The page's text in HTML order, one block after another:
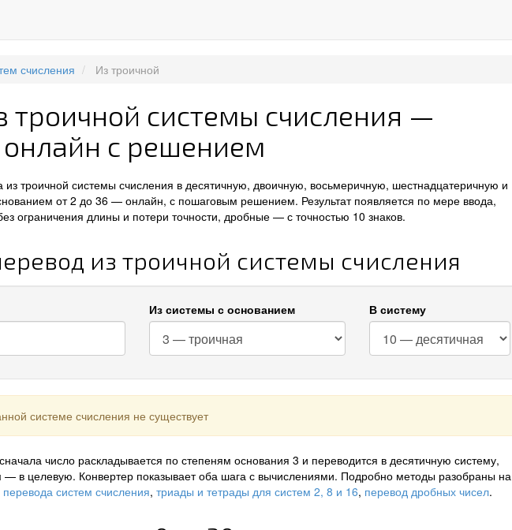
счисления Из троичной
троичной системы счисления —
онлайн с решением
из троичной системы счисления в десятичную, двоичную, восьмеричную, шестнадцатеричную и
от 2 до 36 — онлайн, с пошаговым решением. Результат появляется по мере ввода,
ограничения длины и потери точности, дробные — с точностью 10 знаков.
из троичной системы счисления
Из системы с основанием В систему
системе счисления не существует
число раскладывается по степеням основания 3 и переводится в десятичную систему,
— в целевую. Конвертер показывает оба шага с вычислениями. Подробно методы разобраны на
систем счисления, триады и тетрады для систем 2, 8 и 16, перевод дробных чисел.